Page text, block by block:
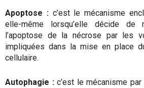
Apoptose :c’est le mécanisme
elle-même lorsqu’elle décide de
l’apoptose de la nécrose par les
impliquées dans la mise en place
cellulaire.
Autophagie :c’est le mécanisme